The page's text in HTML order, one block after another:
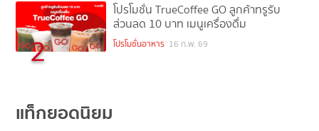
2
โปรโมชั่น TrueCoffee GO ลูกค้าทรูรับ
ส่วนลด 10 บาท เมนูเครื่องดื่ม
โปรโมชั่นอาหาร 16 ก.พ. 69
แท็กยอดนิยม